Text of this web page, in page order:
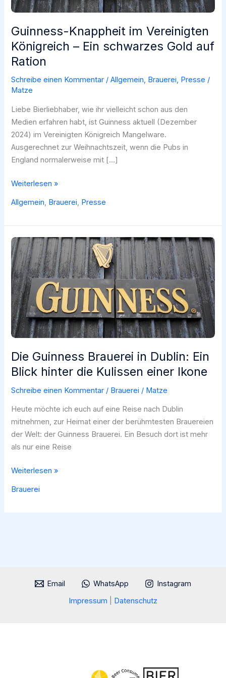
Guinness-Knappheit im Vereinigten
Königreich – Ein schwarzes Gold auf
Ration
Schreibe einen Kommentar /Allgemein, Brauerei, Presse /
Matze
Liebe Bierliebhaber, wie ihr vielleicht schon aus den
Medien erfahren habt, ist Guinness aktuell (Dezember
2024) im Vereinigten Königreich Mangelware.
Ausgerechnet zur Weihnachtszeit, wenn die Pubs in
England normalerweise mit […]
Guinness-
–
Ein
schwarzes
Gold
auf
Ration
Weiterlesen »
Allgemein, Brauerei, Presse
Die Guinness Brauerei in Dublin: Ein
Blick hinter die Kulissen einer Ikone
Schreibe einen Kommentar / Brauerei / Matze
Heute möchte ich euch auf eine Reise nach Dublin
mitnehmen, zur Heimat einer der berühmtesten Brauereien
der Welt: der Guinness Brauerei. Ein Besuch dort ist mehr
als nur eine Reise
Die
Kulissen
Weiterlesen »
Brauerei
Email WhatsApp
Instagram
Impressum
Datenschutz